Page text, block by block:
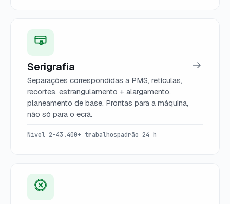
Serigrafia
Separações correspondidas a PMS, retículas,
recortes, estrangulamento + alargamento,
planeamento de base. Prontas para a máquina,
não só para o ecrã.
Nível 2–43.400+ trabalhospadrão 24 h